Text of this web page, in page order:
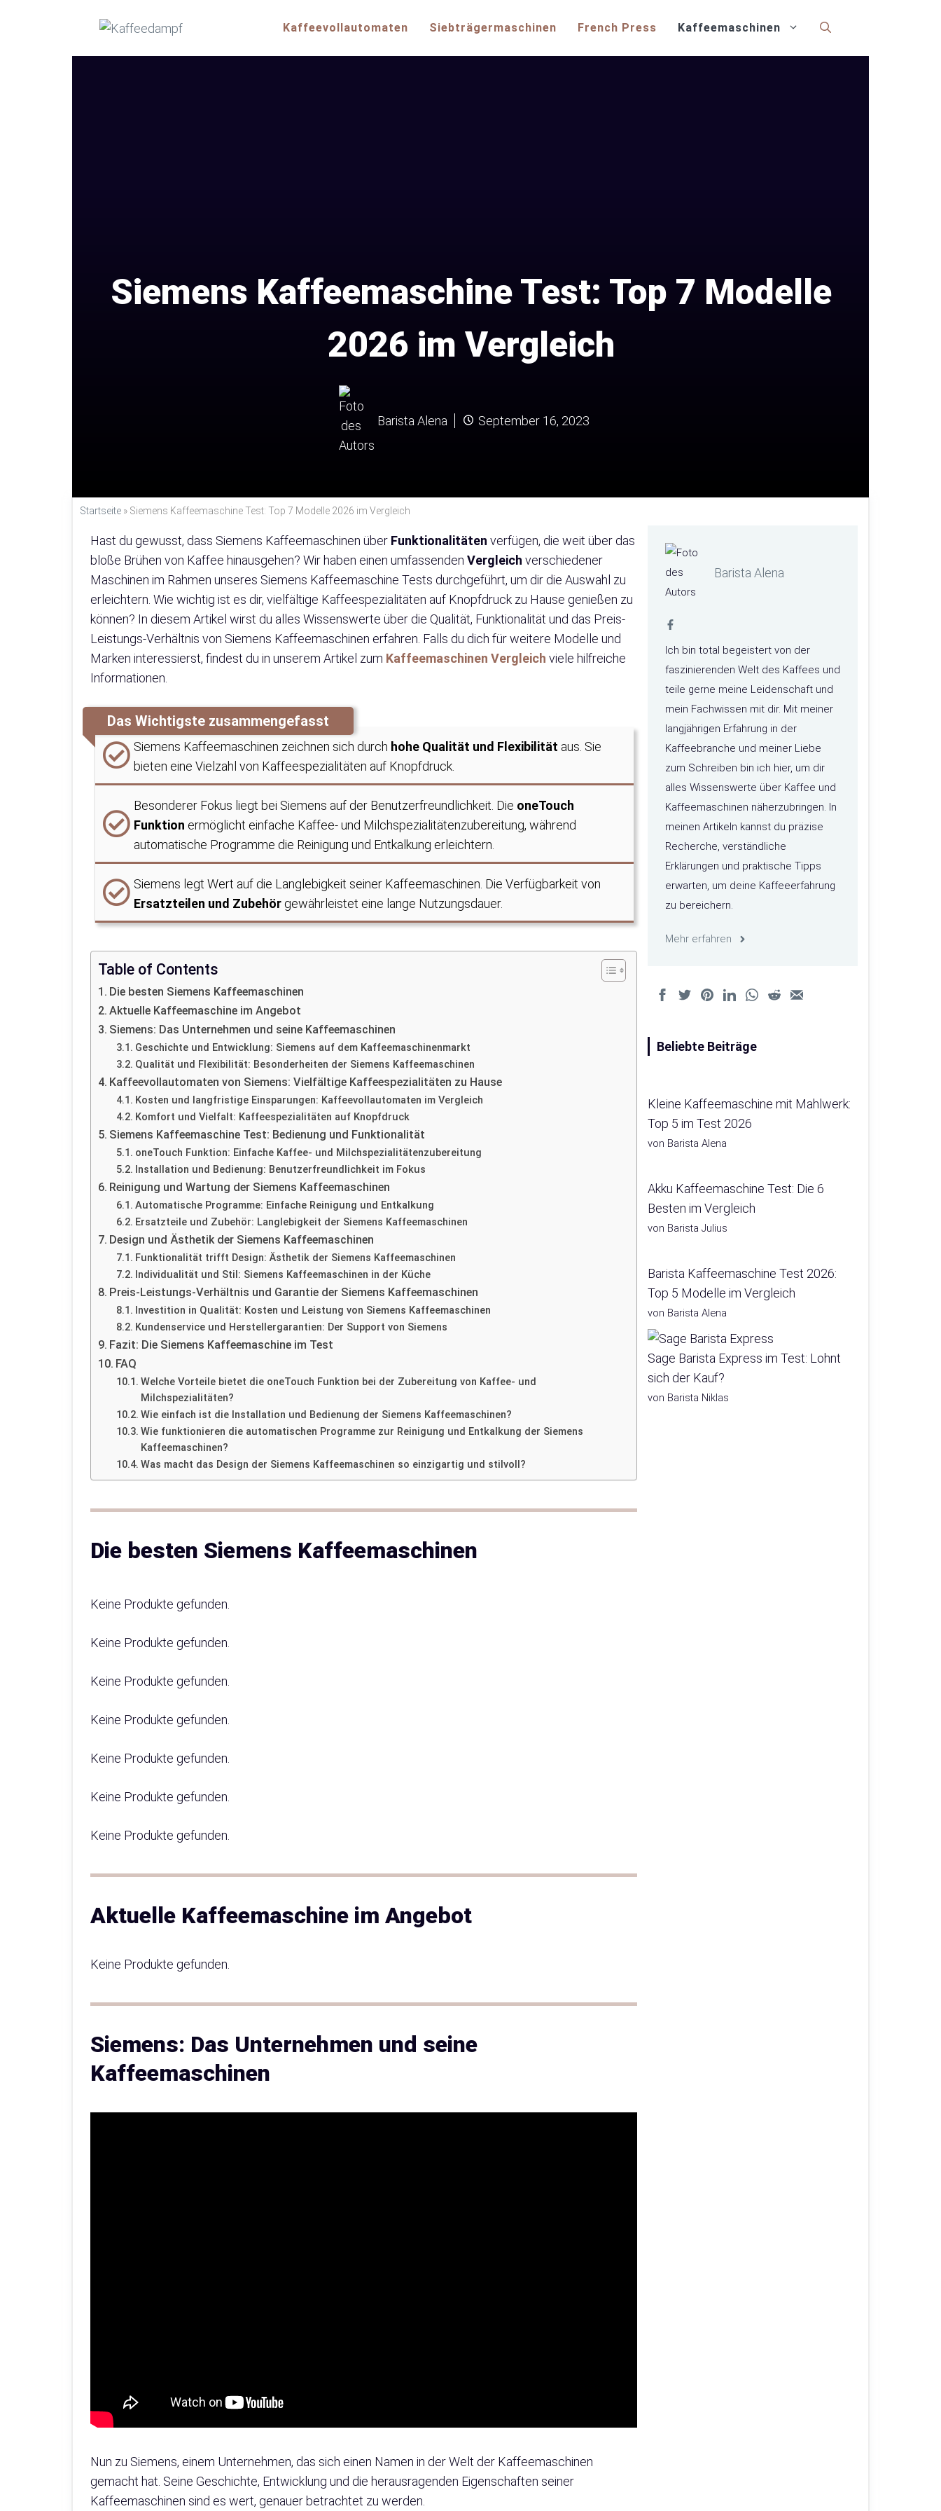
Kaffeevollautomaten Siebträgermaschinen French Press Kaffeemaschinen
Siemens Kaffeemaschine Test: Top 7 Modelle
2026 im Vergleich
Barista Alena September 16, 2023
Startseite » Siemens Kaffeemaschine Test: Top 7 Modelle 2026 im Vergleich
Hast du gewusst, dass Siemens Kaffeemaschinen über Funktionalitäten verfügen, die weit über das
bloße Brühen von Kaffee hinausgehen? Wir haben einen umfassenden Vergleich verschiedener
Maschinen im Rahmen unseres Siemens Kaffeemaschine Tests durchgeführt, um dir die Auswahl zu
erleichtern. Wie wichtig ist es dir, vielfältige Kaffeespezialitäten auf Knopfdruck zu Hause genießen zu
können? In diesem Artikel wirst du alles Wissenswerte über die Qualität, Funktionalität und das Preis-
Leistungs-Verhältnis von Siemens Kaffeemaschinen erfahren. Falls du dich für weitere Modelle und
Marken interessierst, findest du in unserem Artikel zum Kaffeemaschinen Vergleich viele hilfreiche
Informationen.
Das Wichtigste zusammengefasst
Siemens Kaffeemaschinen zeichnen sich durch hohe Qualität und Flexibilität aus. Sie
bieten eine Vielzahl von Kaffeespezialitäten auf Knopfdruck.
Besonderer Fokus liegt bei Siemens auf der Benutzerfreundlichkeit. Die oneTouch
Funktion ermöglicht einfache Kaffee- und Milchspezialitätenzubereitung, während
automatische Programme die Reinigung und Entkalkung erleichtern.
Siemens legt Wert auf die Langlebigkeit seiner Kaffeemaschinen. Die Verfügbarkeit von
Ersatzteilen und Zubehör gewährleistet eine lange Nutzungsdauer.
Table of Contents
Die besten Siemens Kaffeemaschinen
Aktuelle Kaffeemaschine im Angebot
Siemens: Das Unternehmen und seine Kaffeemaschinen
Geschichte und Entwicklung: Siemens auf dem Kaffeemaschinenmarkt
Qualität und Flexibilität: Besonderheiten der Siemens Kaffeemaschinen
Kaffeevollautomaten von Siemens: Vielfältige Kaffeespezialitäten zu Hause
Kosten und langfristige Einsparungen: Kaffeevollautomaten im Vergleich
Komfort und Vielfalt: Kaffeespezialitäten auf Knopfdruck
Siemens Kaffeemaschine Test: Bedienung und Funktionalität
oneTouch Funktion: Einfache Kaffee- und Milchspezialitätenzubereitung
Installation und Bedienung: Benutzerfreundlichkeit im Fokus
Reinigung und Wartung der Siemens Kaffeemaschinen
Automatische Programme: Einfache Reinigung und Entkalkung
Ersatzteile und Zubehör: Langlebigkeit der Siemens Kaffeemaschinen
Design und Ästhetik der Siemens Kaffeemaschinen
Funktionalität trifft Design: Ästhetik der Siemens Kaffeemaschinen
Individualität und Stil: Siemens Kaffeemaschinen in der Küche
Preis-Leistungs-Verhältnis und Garantie der Siemens Kaffeemaschinen
Investition in Qualität: Kosten und Leistung von Siemens Kaffeemaschinen
Kundenservice und Herstellergarantien: Der Support von Siemens
Fazit: Die Siemens Kaffeemaschine im Test
FAQ
Welche Vorteile bietet die oneTouch Funktion bei der Zubereitung von Kaffee- und
Milchspezialitäten?
Wie einfach ist die Installation und Bedienung der Siemens Kaffeemaschinen?
Wie funktionieren die automatischen Programme zur Reinigung und Entkalkung der Siemens
Kaffeemaschinen?
Was macht das Design der Siemens Kaffeemaschinen so einzigartig und stilvoll?
Die besten Siemens Kaffeemaschinen
Keine Produkte gefunden.
Keine Produkte gefunden.
Keine Produkte gefunden.
Keine Produkte gefunden.
Keine Produkte gefunden.
Keine Produkte gefunden.
Keine Produkte gefunden.
Aktuelle Kaffeemaschine im Angebot
Keine Produkte gefunden.
Siemens: Das Unternehmen und seine
Kaffeemaschinen
Nun zu Siemens, einem Unternehmen, das sich einen Namen in der Welt der Kaffeemaschinen
gemacht hat. Seine Geschichte, Entwicklung und die herausragenden Eigenschaften seiner
Kaffeemaschinen sind es wert, genauer betrachtet zu werden.
Barista Alena
Ich bin total begeistert von der
faszinierenden Welt des Kaffees und
teile gerne meine Leidenschaft und
mein Fachwissen mit dir. Mit meiner
langjährigen Erfahrung in der
Kaffeebranche und meiner Liebe
zum Schreiben bin ich hier, um dir
alles Wissenswerte über Kaffee und
Kaffeemaschinen näherzubringen. In
meinen Artikeln kannst du präzise
Recherche, verständliche
Erklärungen und praktische Tipps
erwarten, um deine Kaffeeerfahrung
zu bereichern.
Mehr erfahren
Beliebte Beiträge
Kleine Kaffeemaschine mit Mahlwerk:
Top 5 im Test 2026
von Barista Alena
Akku Kaffeemaschine Test: Die 6
Besten im Vergleich
von Barista Julius
Barista Kaffeemaschine Test 2026:
Top 5 Modelle im Vergleich
von Barista Alena
Sage Barista Express im Test: Lohnt
sich der Kauf?
von Barista Niklas